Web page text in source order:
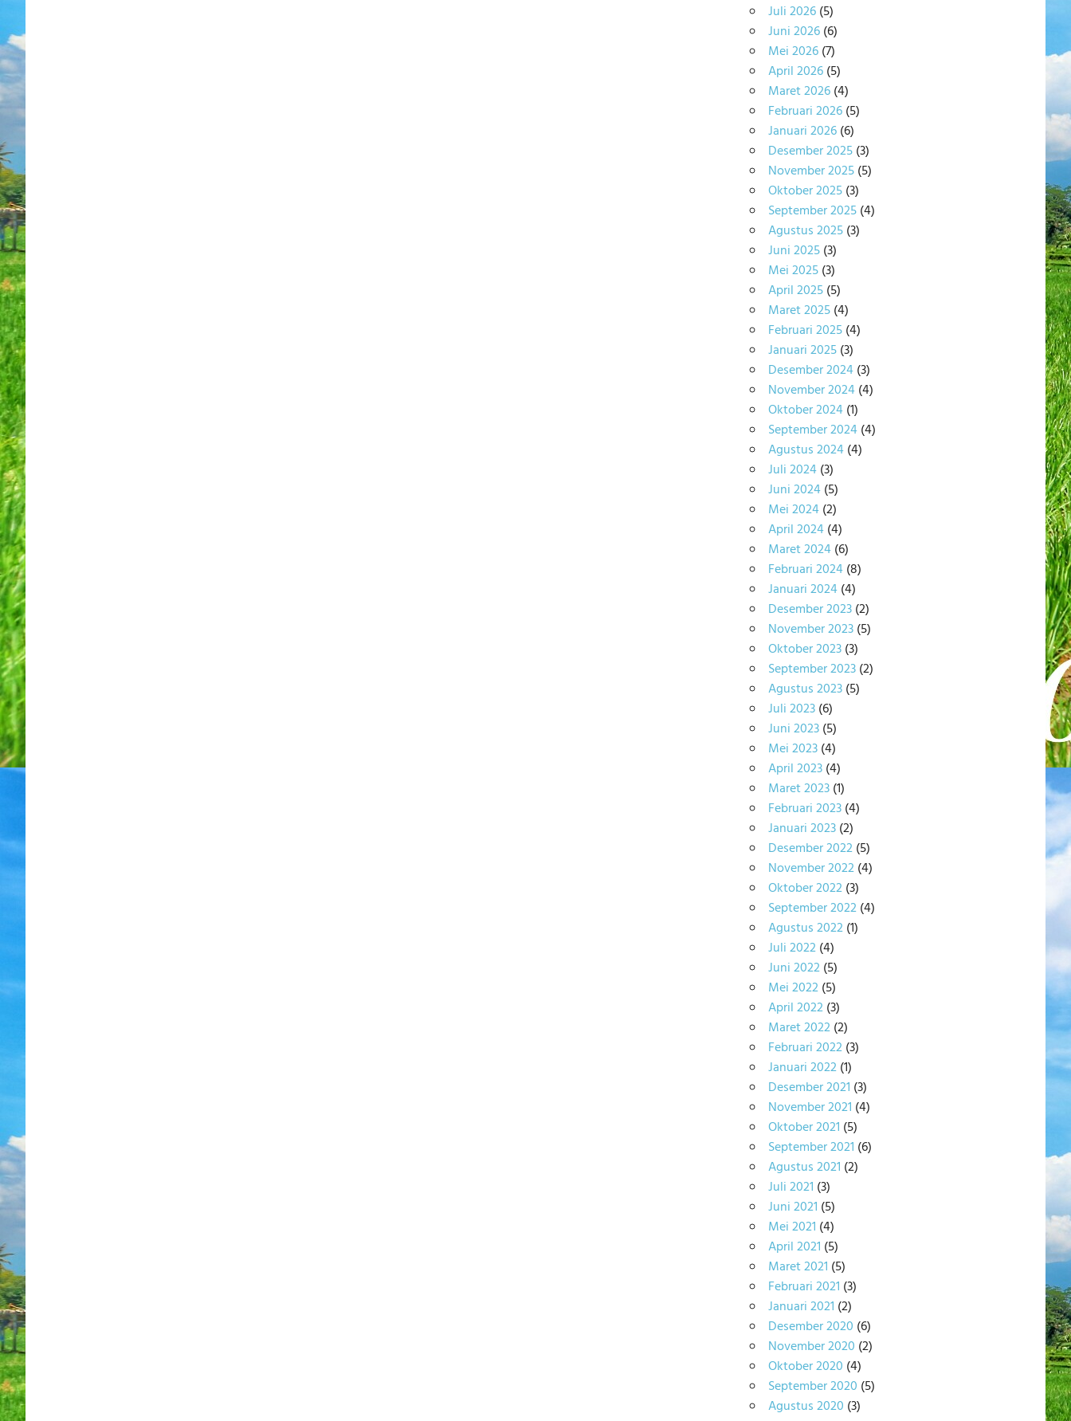
Juli 2026(5)
Juni 2026(6)
Mei 2026(7)
April 2026(5)
Maret 2026(4)
Februari 2026(5)
Januari 2026(6)
Desember 2025(3)
November 2025(5)
Oktober 2025(3)
September 2025(4)
Agustus 2025(3)
Juni 2025(3)
Mei 2025(3)
April 2025(5)
Maret 2025(4)
Februari 2025(4)
Januari 2025(3)
Desember 2024(3)
November 2024(4)
Oktober 2024(1)
September 2024(4)
Agustus 2024(4)
Juli 2024(3)
Juni 2024(5)
Mei 2024(2)
April 2024(4)
Maret 2024(6)
Februari 2024(8)
Januari 2024(4)
Desember 2023(2)
November 2023(5)
Oktober 2023(3)
September 2023(2)
Agustus 2023(5)
Juli 2023(6)
Juni 2023(5)
Mei 2023(4)
April 2023(4)
Maret 2023(1)
Februari 2023(4)
Januari 2023(2)
Desember 2022(5)
November 2022(4)
Oktober 2022(3)
September 2022(4)
Agustus 2022(1)
Juli 2022(4)
Juni 2022(5)
Mei 2022(5)
April 2022(3)
Maret 2022(2)
Februari 2022(3)
Januari 2022(1)
Desember 2021 (3)
November 2021 (4)
Oktober 2021 (5)
September 2021 (6)
Agustus 2021 (2)
Juli 2021 (3)
Juni 2021 (5)
Mei 2021 (4)
April 2021 (5)
Maret 2021 (5)
Februari 2021 (3)
Januari 2021 (2)
Desember 2020 (6)
November 2020 (2)
Oktober 2020 (4)
September 2020 (5)
Agustus 2020 (3)